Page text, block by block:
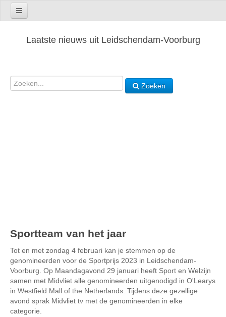
Laatste nieuws uit Leidschendam-Voorburg
Zoeken
Sportteam van het jaar
Tot en met zondag 4 februari kan je stemmen op de
genomineerden voor de Sportprijs 2023 in Leidschendam-
Voorburg. Op Maandagavond 29 januari heeft Sport en Welzijn
samen met Midvliet alle genomineerden uitgenodigd in O'Learys
in Westfield Mall of the Netherlands. Tijdens deze gezellige
avond sprak Midvliet tv met de genomineerden in elke
categorie.